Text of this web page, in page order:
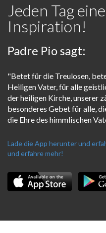
Jeden Tag
Inspiration!
Padre Pio sagt:
"Betet für die Treulosen,
Heiligen Vater, für alle
der heiligen Kirche, unserer
besonderes Gebet für alle,
die Ehre des himmlischen
Lade die App herunter und
und erfahre mehr!